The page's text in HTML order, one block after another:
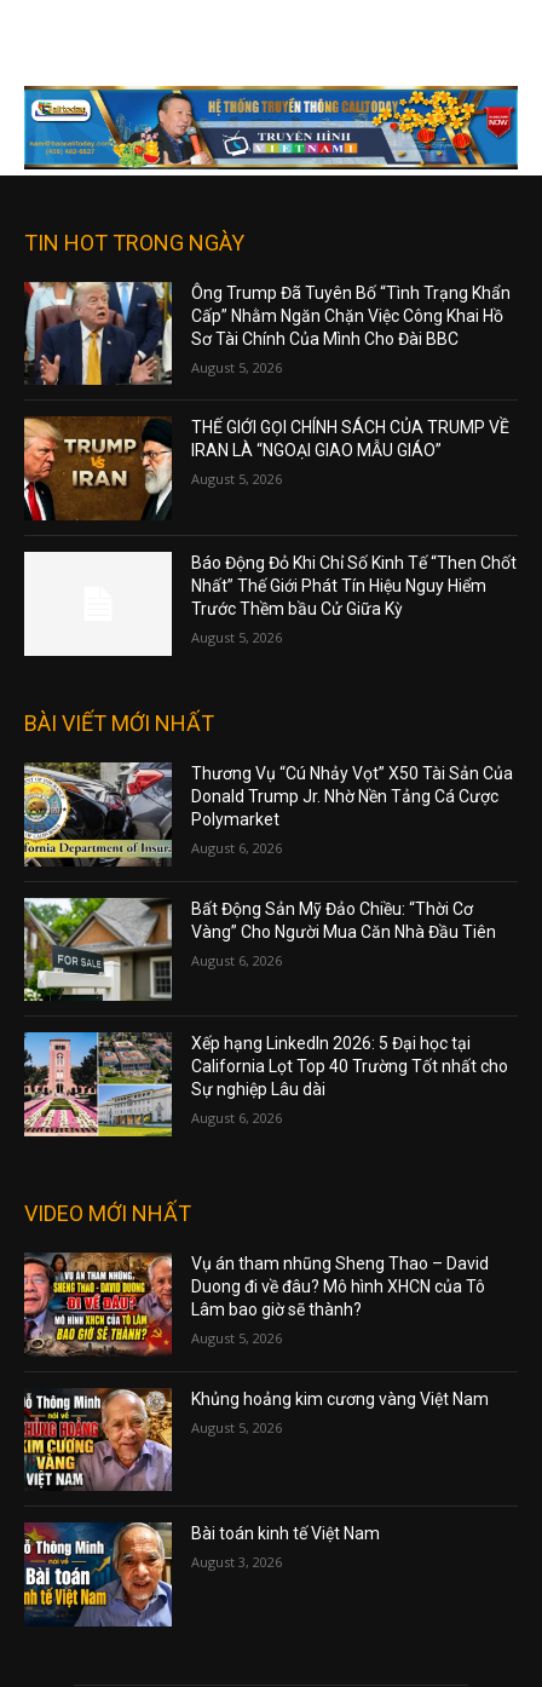
TIN HOT TRONG NGÀY
Ông Trump Đã Tuyên Bố “Tình Trạng Khẩn
Cấp” Nhằm Ngăn Chặn Việc Công Khai Hồ
Sơ Tài Chính Của Mình Cho Đài BBC
August 5, 2026
THẾ GIỚI GỌI CHÍNH SÁCH CỦA TRUMP VỀ
IRAN LÀ “NGOẠI GIAO MẪU GIÁO”
August 5, 2026
Báo Động Đỏ Khi Chỉ Số Kinh Tế “Then Chốt
Nhất” Thế Giới Phát Tín Hiệu Nguy Hiểm
Trước Thềm bầu Cử Giữa Kỳ
August 5, 2026
BÀI VIẾT MỚI NHẤT
Thương Vụ “Cú Nhảy Vọt” X50 Tài Sản Của
Donald Trump Jr. Nhờ Nền Tảng Cá Cược
Polymarket
August 6, 2026
Bất Động Sản Mỹ Đảo Chiều: “Thời Cơ
Vàng” Cho Người Mua Căn Nhà Đầu Tiên
August 6, 2026
Xếp hạng LinkedIn 2026: 5 Đại học tại
California Lọt Top 40 Trường Tốt nhất cho
Sự nghiệp Lâu dài
August 6, 2026
VIDEO MỚI NHẤT
Vụ án tham nhũng Sheng Thao – David
Duong đi về đâu? Mô hình XHCN của Tô
Lâm bao giờ sẽ thành?
August 5, 2026
Khủng hoảng kim cương vàng Việt Nam
August 5, 2026
Bài toán kinh tế Việt Nam
August 3, 2026